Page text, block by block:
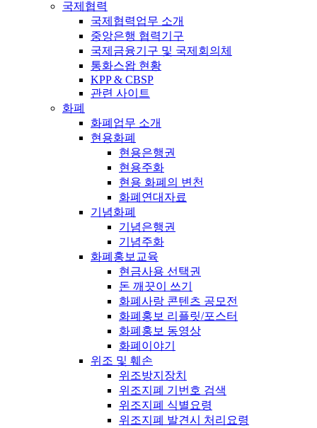
국제협력
국제협력업무 소개
중앙은행 협력기구
국제금융기구 및 국제회의체
통화스왑 현황
KPP & CBSP
관련 사이트
화폐
화폐업무 소개
현용화폐
현용은행권
현용주화
현용 화폐의 변천
화폐연대자료
기념화폐
기념은행권
기념주화
화폐홍보교육
현금사용 선택권
돈 깨끗이 쓰기
화폐사랑 콘텐츠 공모전
화폐홍보 리플릿/포스터
화폐홍보 동영상
화폐이야기
위조 및 훼손
위조방지장치
위조지폐 기번호 검색
위조지폐 식별요령
위조지폐 발견시 처리요령